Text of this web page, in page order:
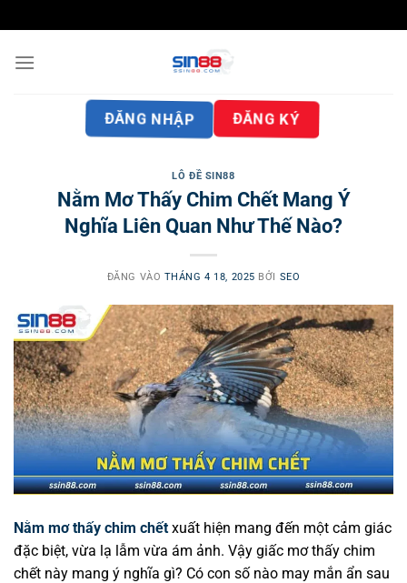
qua
nội
ĐĂNG NHẬP ĐĂNG KÝ
LÔ ĐỀ SIN88
Nằm Mơ Thấy Chim Chết Mang Ý
Nghĩa Liên Quan Như Thế Nào?
ĐĂNG VÀO THÁNG 4 18, 2025 BỞI SEO
Nằm mơ thấy chim chết xuất hiện mang đến một cảm giác
đặc biệt, vừa lạ lẫm vừa ám ảnh. Vậy giấc mơ thấy chim
chết này mang ý nghĩa gì? Có con số nào may mắn ẩn sau